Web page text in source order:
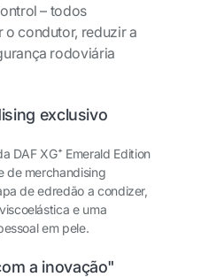
– todos
condutor, reduzir a
rodoviária
exclusivo
DAF XG⁺ Emerald Edition
de merchandising
de edredão a condizer,
e uma
em pele.
a inovação"